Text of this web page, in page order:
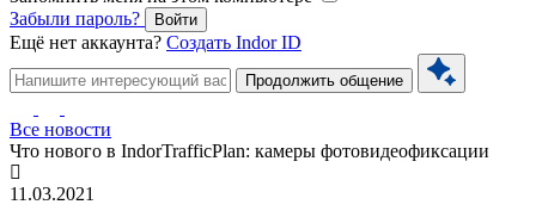
Забыли пароль?
Войти
Ещё нет аккаунта? Создать Indor ID
Продолжить общение
Все новости
Что нового в IndorTrafficPlan: камеры фотовидеофиксации
11.03.2021